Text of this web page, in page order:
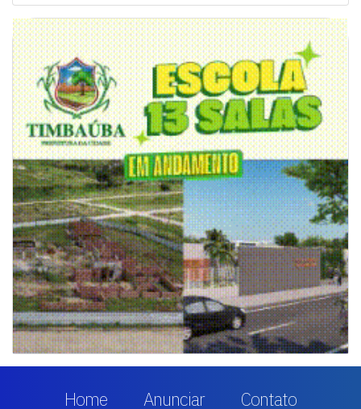
Home Anunciar Contato